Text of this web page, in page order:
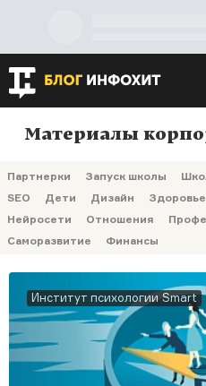
Партнерки Запуск школы
SEO
Дети Дизайн Здоровье
Нейросети
Отношения
Саморазвитие
Финансы
Материалы
Институт психологии Smart